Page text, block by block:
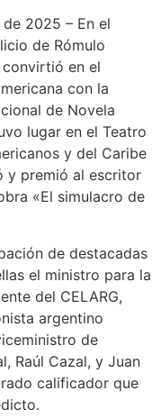
2025 – En el
de Rómulo
convirtió en el
con la
de Novela
lugar en el Teatro
y del Caribe
y premió al escritor
«El simulacro de
de destacadas
el ministro para la
del CELARG,
argentino
de
Raúl Cazal, y Juan
calificador que